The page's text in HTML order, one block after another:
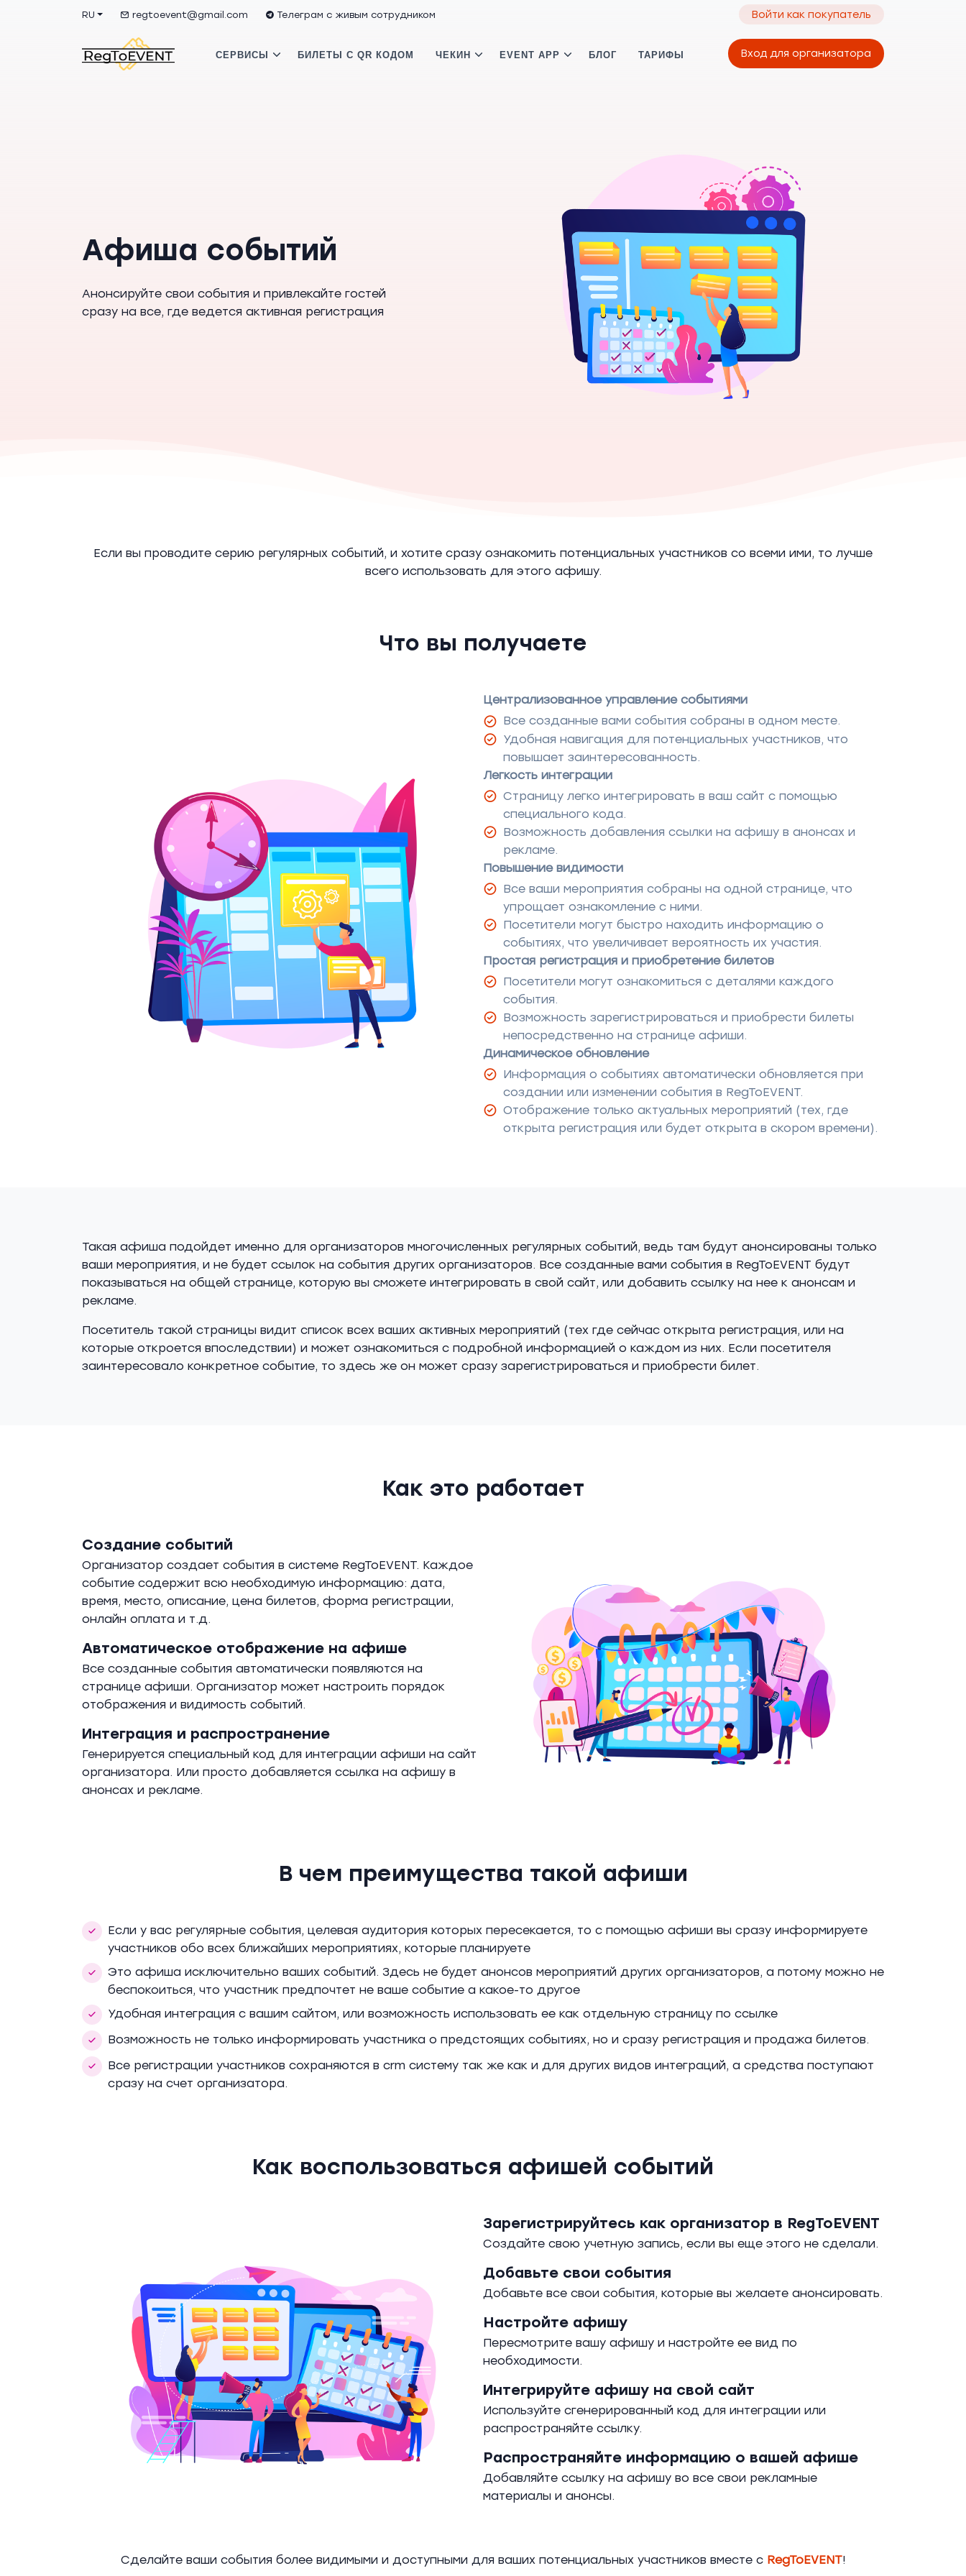
RU regtoevent@gmail.com Телеграм с живым сотрудником Войти как покупатель
Вход для организатора
СЕРВИСЫ БИЛЕТЫ С QR КОДОМ ЧЕКИН EVENT APP БЛОГ ТАРИФЫ
Афиша событий
Анонсируйте свои события и привлекайте гостей
сразу на все, где ведется активная регистрация
Если вы проводите серию регулярных событий, и хотите сразу ознакомить потенциальных участников со всеми ими, то лучше
всего использовать для этого афишу.
Что вы получаете
Централизованное управление событиями
Все созданные вами события собраны в одном месте.
Удобная навигация для потенциальных участников, что
повышает заинтересованность.
Легкость интеграции
Страницу легко интегрировать в ваш сайт с помощью
специального кода.
Возможность добавления ссылки на афишу в анонсах и
рекламе.
Повышение видимости
Все ваши мероприятия собраны на одной странице, что
упрощает ознакомление с ними.
Посетители могут быстро находить информацию о
событиях, что увеличивает вероятность их участия.
Простая регистрация и приобретение билетов
Посетители могут ознакомиться с деталями каждого
события.
Возможность зарегистрироваться и приобрести билеты
непосредственно на странице афиши.
Динамическое обновление
Информация о событиях автоматически обновляется при
создании или изменении события в RegToEVENT.
Отображение только актуальных мероприятий (тех, где
открыта регистрация или будет открыта в скором времени).
Такая афиша подойдет именно для организаторов многочисленных регулярных событий, ведь там будут анонсированы только
ваши мероприятия, и не будет ссылок на события других организаторов. Все созданные вами события в RegToEVENT будут
показываться на общей странице, которую вы сможете интегрировать в свой сайт, или добавить ссылку на нее к анонсам и
рекламе.
Посетитель такой страницы видит список всех ваших активных мероприятий (тех где сейчас открыта регистрация, или на
которые откроется впоследствии) и может ознакомиться с подробной информацией о каждом из них. Если посетителя
заинтересовало конкретное событие, то здесь же он может сразу зарегистрироваться и приобрести билет.
Как это работает
Создание событий
Организатор создает события в системе RegToEVENT. Каждое
событие содержит всю необходимую информацию: дата,
время, место, описание, цена билетов, форма регистрации,
онлайн оплата и т.д.
Автоматическое отображение на афише
Все созданные события автоматически появляются на
странице афиши. Организатор может настроить порядок
отображения и видимость событий.
Интеграция и распространение
Генерируется специальный код для интеграции афиши на сайт
организатора. Или просто добавляется ссылка на афишу в
анонсах и рекламе.
В чем преимущества такой афиши
Если у вас регулярные события, целевая аудитория которых пересекается, то с помощью афиши вы сразу информируете
участников обо всех ближайших мероприятиях, которые планируете
Это афиша исключительно ваших событий. Здесь не будет анонсов мероприятий других организаторов, а потому можно не
беспокоиться, что участник предпочтет не ваше событие а какое-то другое
Удобная интеграция с вашим сайтом, или возможность использовать ее как отдельную страницу по ссылке
Возможность не только информировать участника о предстоящих событиях, но и сразу регистрация и продажа билетов.
Все регистрации участников сохраняются в crm систему так же как и для других видов интеграций, а средства поступают
сразу на счет организатора.
Как воспользоваться афишей событий
Зарегистрируйтесь как организатор в RegToEVENT
Создайте свою учетную запись, если вы еще этого не сделали.
Добавьте свои события
Добавьте все свои события, которые вы желаете анонсировать.
Настройте афишу
Пересмотрите вашу афишу и настройте ее вид по
необходимости.
Интегрируйте афишу на свой сайт
Используйте сгенерированный код для интеграции или
распространяйте ссылку.
Распространяйте информацию о вашей афише
Добавляйте ссылку на афишу во все свои рекламные
материалы и анонсы.
Сделайте ваши события более видимыми и доступными для ваших потенциальных участников вместе с RegToEVENT!